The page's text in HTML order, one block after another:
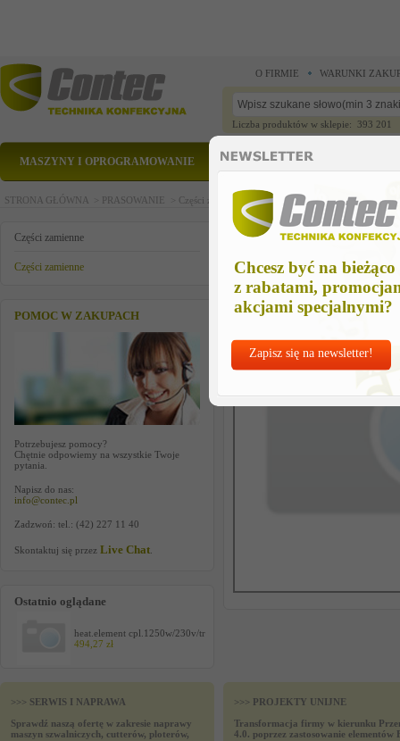
Chcesz być na bieżąco
z rabatami,
akcjami specjalnymi?
Zapisz się na newsletter!
O FIRMIE WARUNKI
Liczba produktów w sklepie: 393 201
MASZYNY I OPROGRAMOWANIE CZĘŚCI ZAMIENNE
STRONA GŁÓWNA > PRASOWANIE > Części zamienne >Części zamienne >
Części zamienne
Części zamienne
POMOC W ZAKUPACH
Potrzebujesz pomocy?
Chętnie odpowiemy na wszystkie Twoje
pytania.
Napisz do nas:
info@contec.pl
Zadzwoń: tel.: (42) 227 11 40
Skontaktuj się przez Live Chat
Ostatnio oglądane
heat.element cpl.1250w/230v/tr
494,27 zł
heat.element cpl.1250w/230v/tr
>>> SERWIS I NAPRAWA
Sprawdź naszą ofertę w zakresie naprawy
maszyn szwalniczych, cutterów, ploterów,
>>> PROJEKTY UNIJNE
Transformacja firmy w kierunku
4.0. poprzez zastosowanie elementów